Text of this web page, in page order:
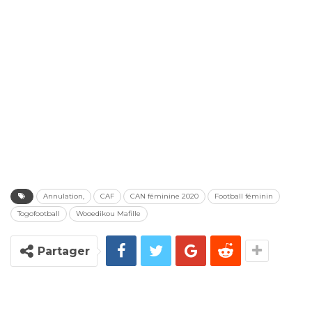
Annulation, CAF CAN féminine 2020
Football féminin
Togofootball
Wooedikou Mafille
Partager